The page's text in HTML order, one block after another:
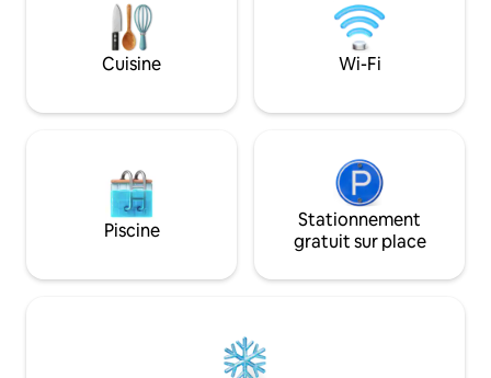
Salle de bain lumineuse avec douche a
Cuisine Wi-Fi
Piscine
Stationnement
gratuit sur place